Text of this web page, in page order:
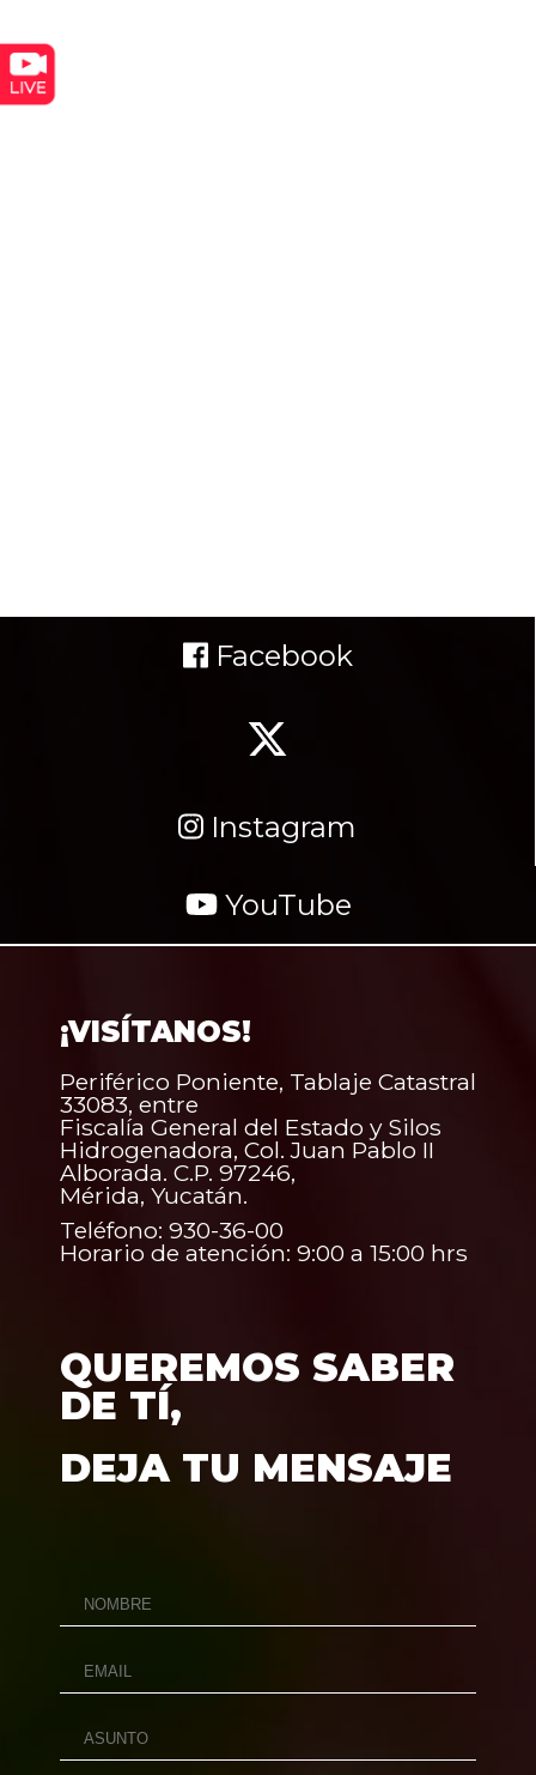
Facebook
Instagram
YouTube
¡VISÍTANOS!
Periférico Poniente, Tablaje Catastral
33083, entre
Fiscalía General del Estado y Silos
Hidrogenadora, Col. Juan Pablo II
Alborada. C.P. 97246,
Mérida, Yucatán.
Teléfono: 930-36-00
Horario de atención: 9:00 a 15:00 hrs
QUEREMOS SABER
DE TÍ,
DEJA TU MENSAJE